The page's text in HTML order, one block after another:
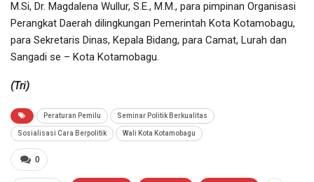
M.Si, Dr. Magdalena Wullur, S.E., M.M., para pimpinan Organisasi
Perangkat Daerah dilingkungan Pemerintah Kota Kotamobagu,
para Sekretaris Dinas, Kepala Bidang, para Camat, Lurah dan
Sangadi se – Kota Kotamobagu.
(Tri)
Peraturan Pemilu Seminar Politik Berkualitas
Sosialisasi Cara Berpolitik Wali Kota Kotamobagu
0